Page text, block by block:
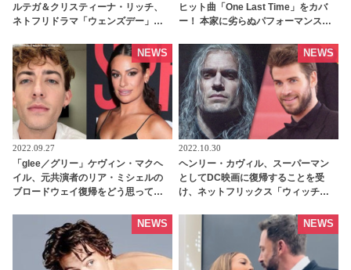
ルテガ＆クリスティーナ・リッチ、
ネトフリドラマ「ウェンズデー」を
った！？ そのワケって・・？ -
tvgroove
ヒット曲「One Last Time」をカバ
ー！ 本家に劣らぬパフォーマンスに
高！」の声［動画あり］
2022.09.27
「glee／グリー」ケヴィン・マクヘ
イル、元共演者のリア・ミシェルの
ブロードウェイ復帰をどう思ってい
ど・・・」 - tvgroove
NEWS
2022.10.30
ヘンリー・カヴィル、スーパーマン
としてDC映画に復帰することを受
け、ネットフリックス「ウィッチャ
ワースに決定 - tvgroove
NEWS
NEWS NEWS